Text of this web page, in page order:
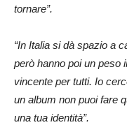
tornare”.
“In Italia si dà spazio a
però hanno poi un peso
vincente per tutti. Io
un album non puoi fare
una tua identità”.